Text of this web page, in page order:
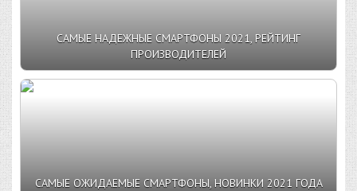
САМЫЕ НАДЕЖНЫЕ СМАРТФОНЫ 2021, РЕЙТИНГ
ПРОИЗВОДИТЕЛЕЙ
САМЫЕ ОЖИДАЕМЫЕ СМАРТФОНЫ, НОВИНКИ 2021 ГОДА